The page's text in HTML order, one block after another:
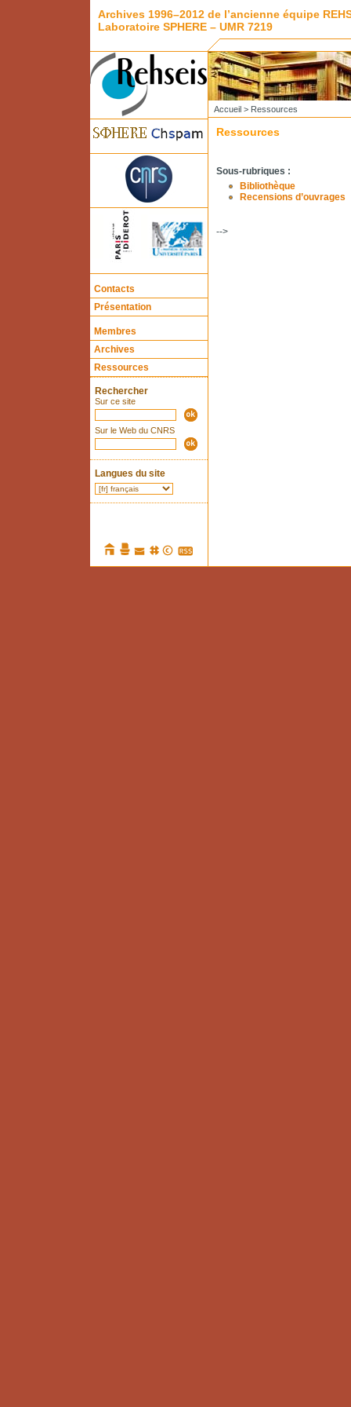
Archives 1996–2012 de l’ancienne équipe
Laboratoire SPHERE – UMR 7219
Contacts
Présentation
Membres
Archives
Ressources
Rechercher
Sur ce site
Sur le Web du CNRS
Langues du site
Accueil> Ressources
Ressources
Sous-rubriques :
Bibliothèque
Recensions d’ouvrages
-->